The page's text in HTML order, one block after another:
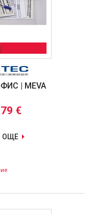
| MEVA
€
ОЩЕ